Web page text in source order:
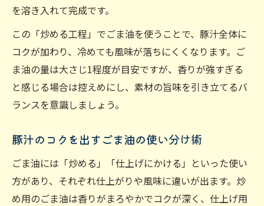
を溶き入れて完成です。
この「炒める工程」でごま油を使うことで、豚汁全体に
コクが加わり、冷めても風味が落ちにくくなります。ご
ま油の量は大さじ1程度が目安ですが、香りが強すぎる
と感じる場合は控えめにし、素材の旨味を引き立てるバ
ランスを意識しましょう。
豚汁のコクを出すごま油の使い分け術
ごま油には「炒める」「仕上げにかける」といった使い
方があり、それぞれ仕上がりや風味に違いが出ます。炒
め用のごま油は香りがまろやかでコクが深く、仕上げ用